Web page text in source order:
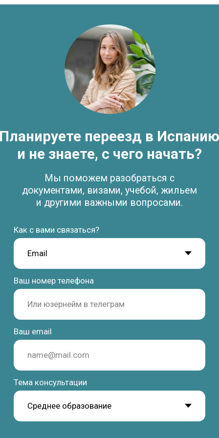
Отправляя форму вы соглашаетесь с политикой
обработки персональных данных
Учёба и переезд в Испанию без стресса и ошибок
Study Barcelona
Получить стратегию
Обучение
Программы
Вузы
Среднее образование
Высшее образование
Языковые курсы